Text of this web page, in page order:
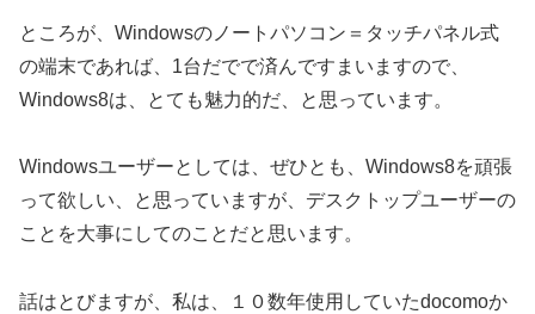
ところが、Windowsのノートパソコン＝タッチパネル式
の端末であれば、1台だでで済んですまいますので、
Windows8は、とても魅力的だ、と思っています。
Windowsユーザーとしては、ぜひとも、Windows8を頑張
って欲しい、と思っていますが、デスクトップユーザーの
ことを大事にしてのことだと思います。
話はとびますが、私は、１０数年使用していたdocomoか